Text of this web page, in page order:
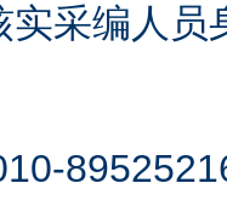
采编人员